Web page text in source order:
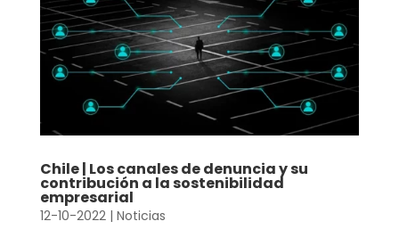
Chile | Los canales de denuncia y su
contribución a la sostenibilidad
empresarial
12-10-2022| Noticias